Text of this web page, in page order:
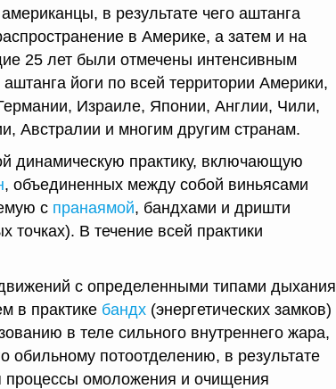
в результате чего аштанга
в Америке, а затем и на
25 лет были отмечены интенсивным
йоги по всей территории Америки,
Израиле, Японии, Англии, Чили,
Австралии и многим другим странам.
динамическую практику, включающую
, объединенных между собой виньясами
с пранаямой, бандхами и дришти
В течение всей практики
с определенными типами дыхания
в практике бандх (энергетических замков)
в теле сильного внутреннего жара,
обильному потоотделению, в результате
процессы омоложения и очищения